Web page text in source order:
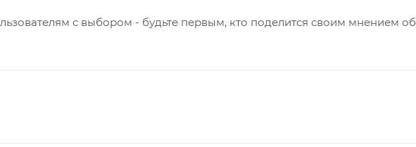
с выбором - будьте первым, кто поделится своим мнением об